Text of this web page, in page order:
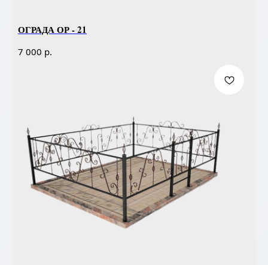
ОГРАДА ОР - 21
7 000 р.